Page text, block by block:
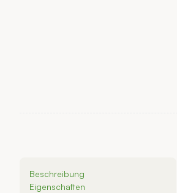
Beschreibung
Eigenschaften